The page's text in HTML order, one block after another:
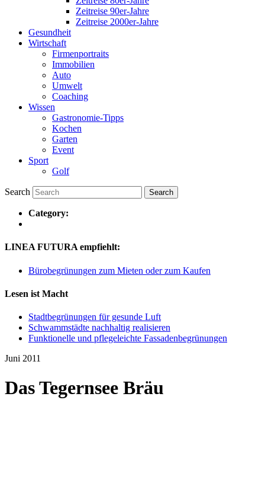
Zeitreise 90er-Jahre
Zeitreise 2000er-Jahre
Gesundheit
Wirtschaft
Firmenportraits
Immobilien
Auto
Umwelt
Coaching
Wissen
Gastronomie-Tipps
Kochen
Garten
Event
Sport
Golf
Search
Category:
LINEA FUTURA empfiehlt:
Bürobegrünungen zum Mieten oder zum Kaufen
Lesen ist Macht
Stadtbegrünungen für gesunde Luft
Schwammstädte nachhaltig realisieren
Funktionelle und pflegeleichte Fassadenbegrünungen
Juni 2011
Das Tegernsee Bräu